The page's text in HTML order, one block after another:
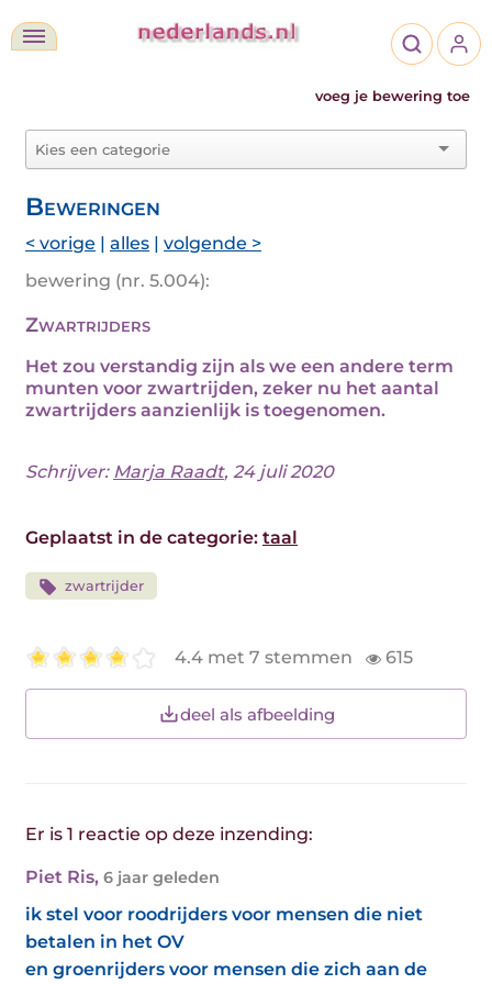
voeg je bewering toe
Beweringen
< vorige | alles | volgende >
bewering (nr. 5.004):
Zwartrijders
Het zou verstandig zijn als we een andere term
munten voor zwartrijden, zeker nu het aantal
zwartrijders aanzienlijk is toegenomen.
Schrijver: Marja Raadt, 24 juli 2020
Geplaatst in de categorie: taal
zwartrijder
4.4 met 7 stemmen 615
deel als afbeelding
Er is 1 reactie op deze inzending:
Piet Ris, 6 jaar geleden
ik stel voor roodrijders voor mensen die niet
betalen in het OV
en groenrijders voor mensen die zich aan de